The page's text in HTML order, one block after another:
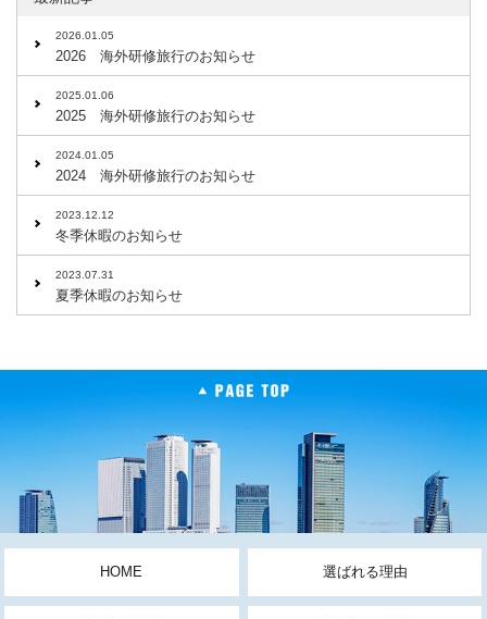
2026.01.05
2026 海外研修旅行のお知らせ
2025.01.06
2025 海外研修旅行のお知らせ
2024.01.05
2024 海外研修旅行のお知らせ
2023.12.12
冬季休暇のお知らせ
2023.07.31
夏季休暇のお知らせ
HOME 選ばれる理由